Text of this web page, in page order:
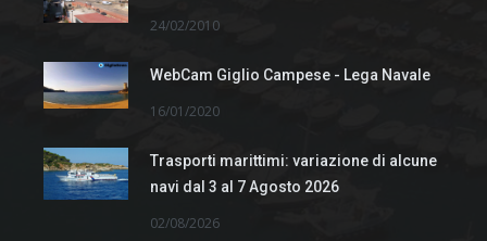
24/02/2010
WebCam Giglio Campese - Lega Navale
16/01/2020
Trasporti marittimi: variazione di alcune
navi dal 3 al 7 Agosto 2026
02/08/2026